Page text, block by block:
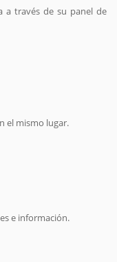
a través de su panel de
el mismo lugar.
e información.